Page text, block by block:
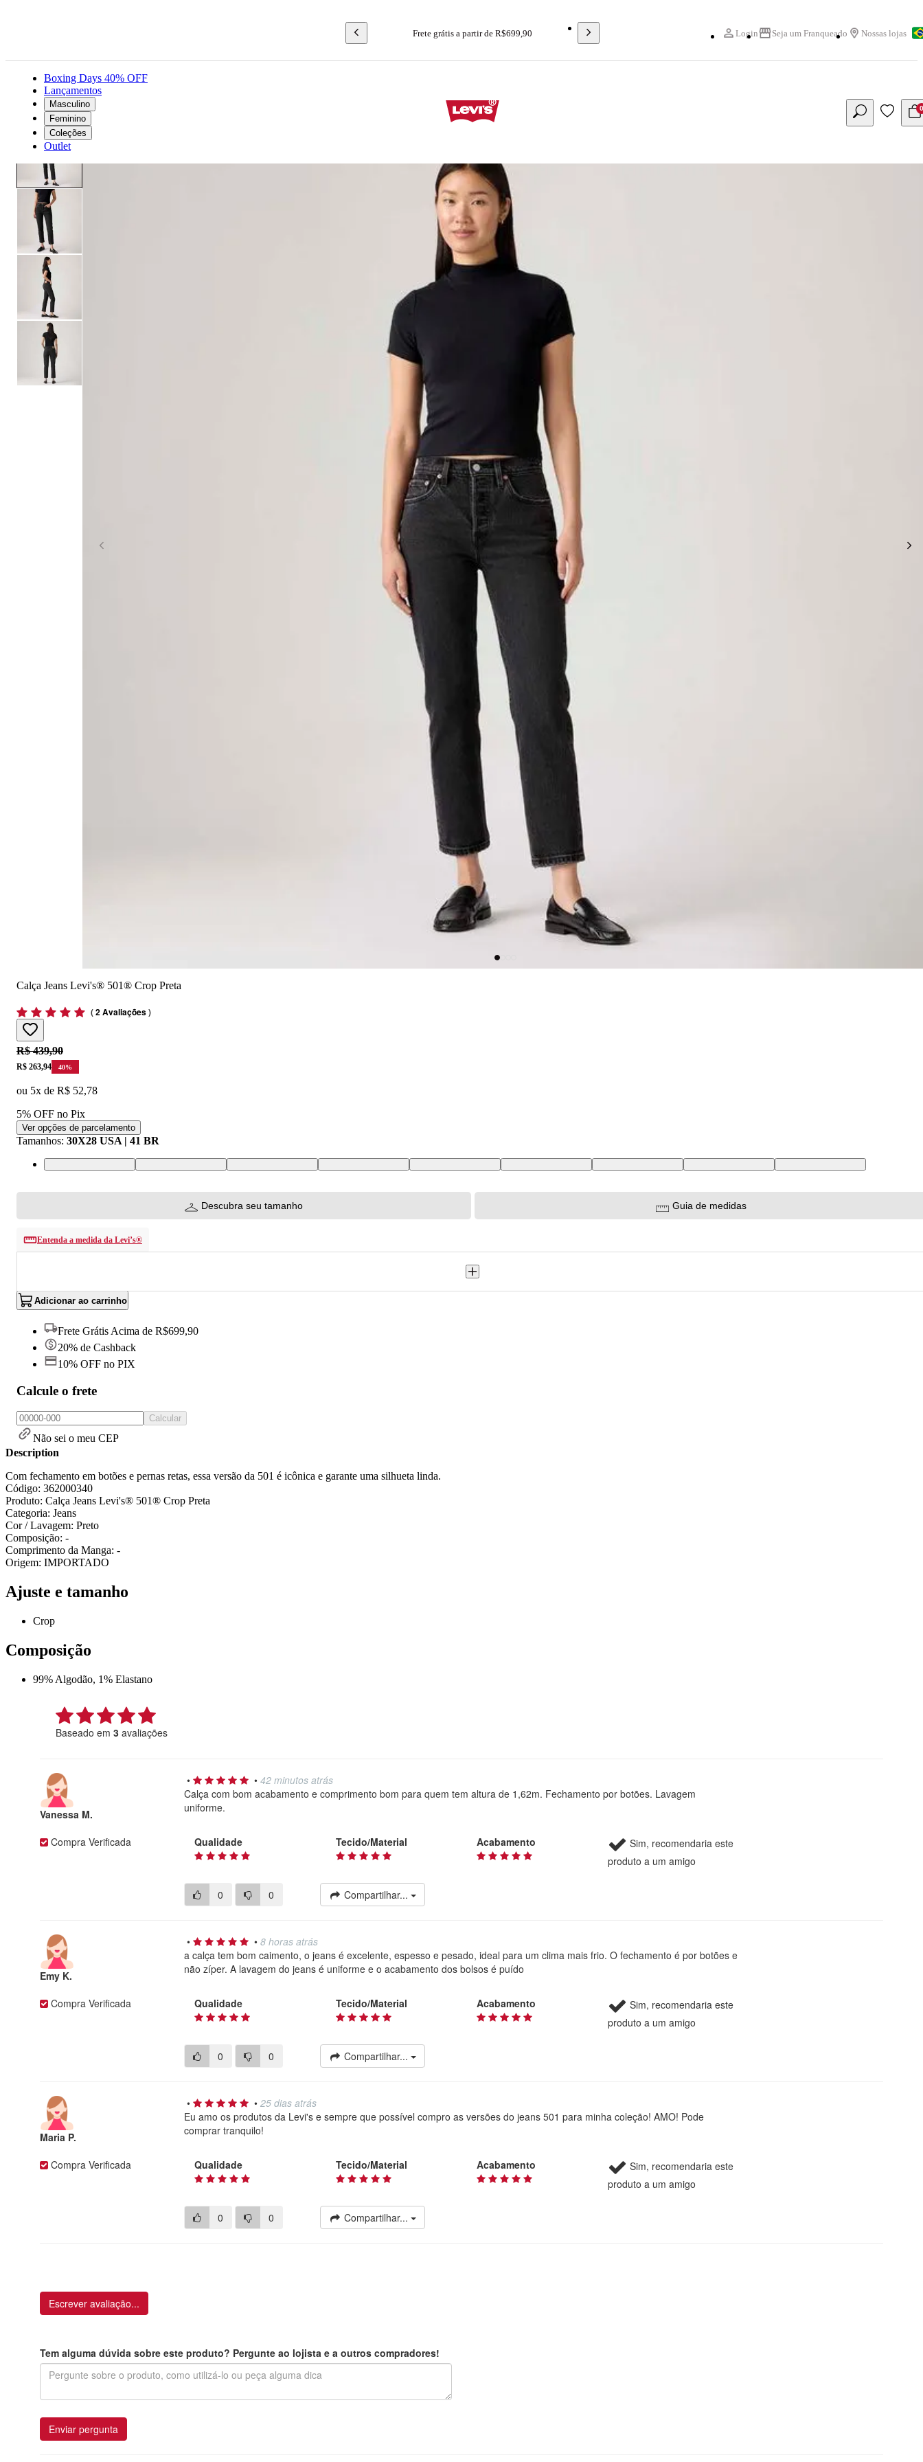
Frete grátis a partir de R$699,90 Login Seja um Franqueado Nossas lojas
Boxing Days 40% OFF
Lançamentos
Masculino
Feminino
Coleções
Outlet
0
Feminino
Calça Jeans Levi's® 501® Crop Preta
(2 Avaliações)
Original price:
R$ 439,90
Price:
R$ 263,94 40%
ou 5x de R$ 52,78
5% OFF no Pix
Ver opções de parcelamento
Tamanhos: 30X28 USA | 41 BR
25X28 USA | 36 BR26X28 USA | 37 BR27X28 USA | 38 BR28X28 USA | 39 BR29X28 USA | 40 BR30X28 USA | 41 BR31X28 USA | 42 BR32X28 USA | 43 BR33X28 USA | 44 BR
Descubra seu tamanho Guia de medidas
Entenda a medida da Levi’s®
Adicionar ao carrinho
Frete Grátis Acima de R$699,90
20% de Cashback
10% OFF no PIX
Calcule o frete
Calcular
Não sei o meu CEP
Description
Com fechamento em botões e pernas retas, essa versão da 501 é icônica e garante uma silhueta linda.
Código: 362000340
Produto: Calça Jeans Levi's® 501® Crop Preta
Categoria: Jeans
Cor / Lavagem: Preto
Composição: -
Comprimento da Manga: -
Origem: IMPORTADO
Ajuste e tamanho
Crop
Composição
99% Algodão, 1% Elastano
Baseado em 3 avaliações
Vanessa M.
Compra Verificada
• • 42 minutos atrás
Calça com bom acabamento e comprimento bom para quem tem altura de 1,62m. Fechamento por botões. Lavagem
uniforme.
Qualidade Tecido/Material Acabamento
Sim, recomendaria este
produto a um amigo
0 0 Compartilhar...
Emy K.
Compra Verificada
• • 8 horas atrás
a calça tem bom caimento, o jeans é excelente, espesso e pesado, ideal para um clima mais frio. O fechamento é por botões e
não zíper. A lavagem do jeans é uniforme e o acabamento dos bolsos é puído
Qualidade Tecido/Material Acabamento
Sim, recomendaria este
produto a um amigo
0 0 Compartilhar...
Maria P.
Compra Verificada
• • 25 dias atrás
Eu amo os produtos da Levi's e sempre que possível compro as versões do jeans 501 para minha coleção! AMO! Pode
comprar tranquilo!
Qualidade Tecido/Material Acabamento
Sim, recomendaria este
produto a um amigo
0 0 Compartilhar...
Escrever avaliação...
Tem alguma dúvida sobre este produto? Pergunte ao lojista e a outros compradores!
Enviar pergunta